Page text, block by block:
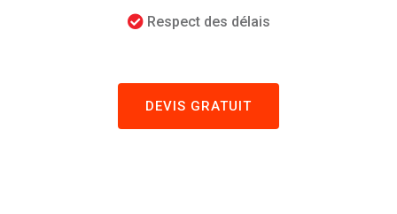
Respect des délais
DEVIS GRATUIT